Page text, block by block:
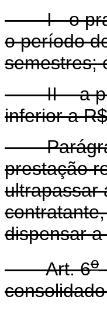
I - o prazo
o período
semestres;
II - a
inferior a
Parágrafo
prestação
ultrapassar
dispensar
Art. 6o